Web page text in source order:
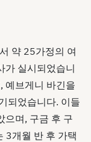
약 25가정의 여
가 실시되었습니
예브게니 바긴을
되었습니다. 이들
으며, 구금 후 구
3개월 반 후 가택